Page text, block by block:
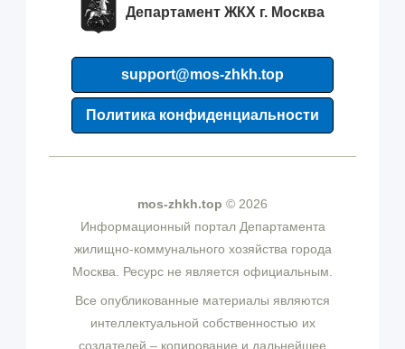
Департамент ЖКХ г. Москва
support@mos-zhkh.top
Политика конфиденциальности
mos-zhkh.top © 2026
Информационный портал Департамента
жилищно-коммунального хозяйства города
Москва. Ресурс не является официальным.
Все опубликованные материалы являются
интеллектуальной собственностью их
создателей – копирование и дальнейшее